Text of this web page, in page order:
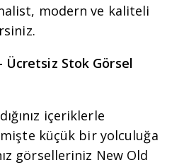
modern ve kaliteli
Stok Görsel
içeriklerle
küçük bir yolculuğa
görselleriniz New Old